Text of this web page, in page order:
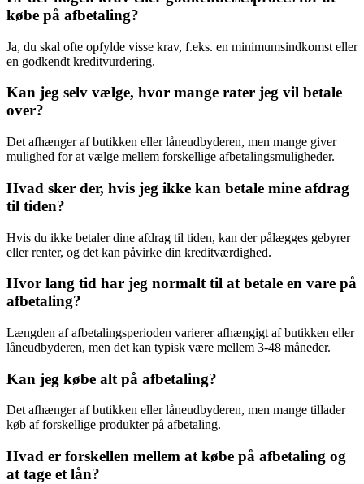
købe på afbetaling?
Ja, du skal ofte opfylde visse krav, f.eks. en minimumsindkomst eller
en godkendt kreditvurdering.
Kan jeg selv vælge, hvor mange rater jeg vil betale
over?
Det afhænger af butikken eller låneudbyderen, men mange giver
mulighed for at vælge mellem forskellige afbetalingsmuligheder.
Hvad sker der, hvis jeg ikke kan betale mine afdrag
til tiden?
Hvis du ikke betaler dine afdrag til tiden, kan der pålægges gebyrer
eller renter, og det kan påvirke din kreditværdighed.
Hvor lang tid har jeg normalt til at betale en vare på
afbetaling?
Længden af afbetalingsperioden varierer afhængigt af butikken eller
låneudbyderen, men det kan typisk være mellem 3-48 måneder.
Kan jeg købe alt på afbetaling?
Det afhænger af butikken eller låneudbyderen, men mange tillader
køb af forskellige produkter på afbetaling.
Hvad er forskellen mellem at købe på afbetaling og
at tage et lån?